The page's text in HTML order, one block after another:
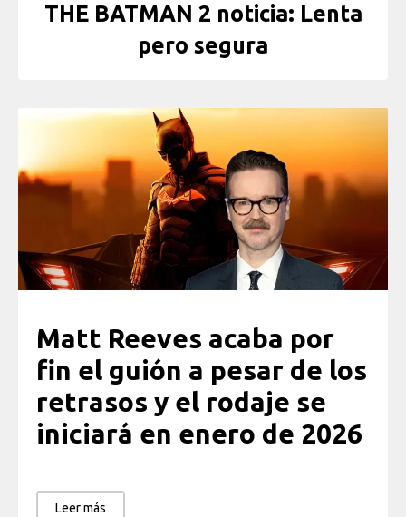
THE BATMAN 2 noticia: Lenta
pero segura
Matt Reeves acaba por
fin el guión a pesar de los
retrasos y el rodaje se
iniciará en enero de 2026
Leer más